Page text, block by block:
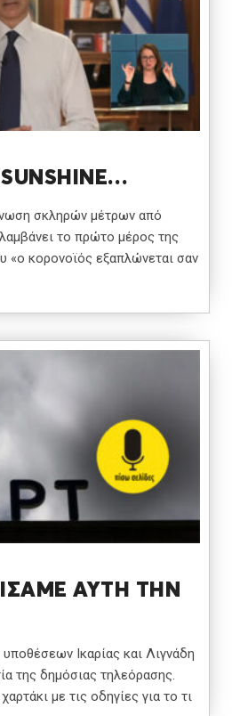
σκληρών μέτρων από
το πρώτο μέρος της
«ο κορονοϊός εξαπλώνεται σαν
ΑΥΤΗ ΤΗΝ
Ικαρίας και Λιγνάδη
της δημόσιας τηλεόρασης.
με τις οδηγίες για το τι